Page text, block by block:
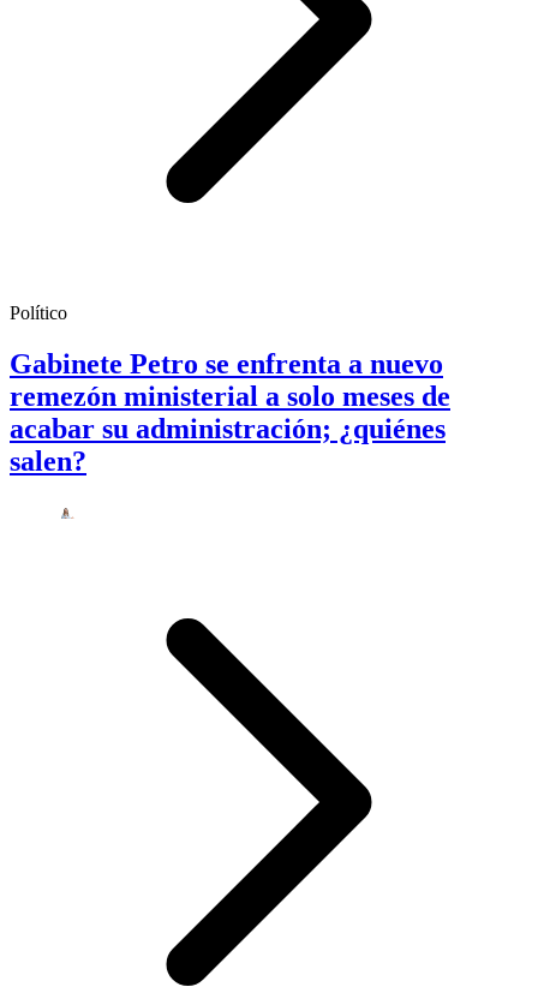
Político
Gabinete Petro se enfrenta a nuevo
remezón ministerial a solo meses de
acabar su administración; ¿quiénes
salen?